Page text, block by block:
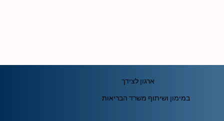
ארגון לצידך
במימון ושיתוף משרד הבריאות